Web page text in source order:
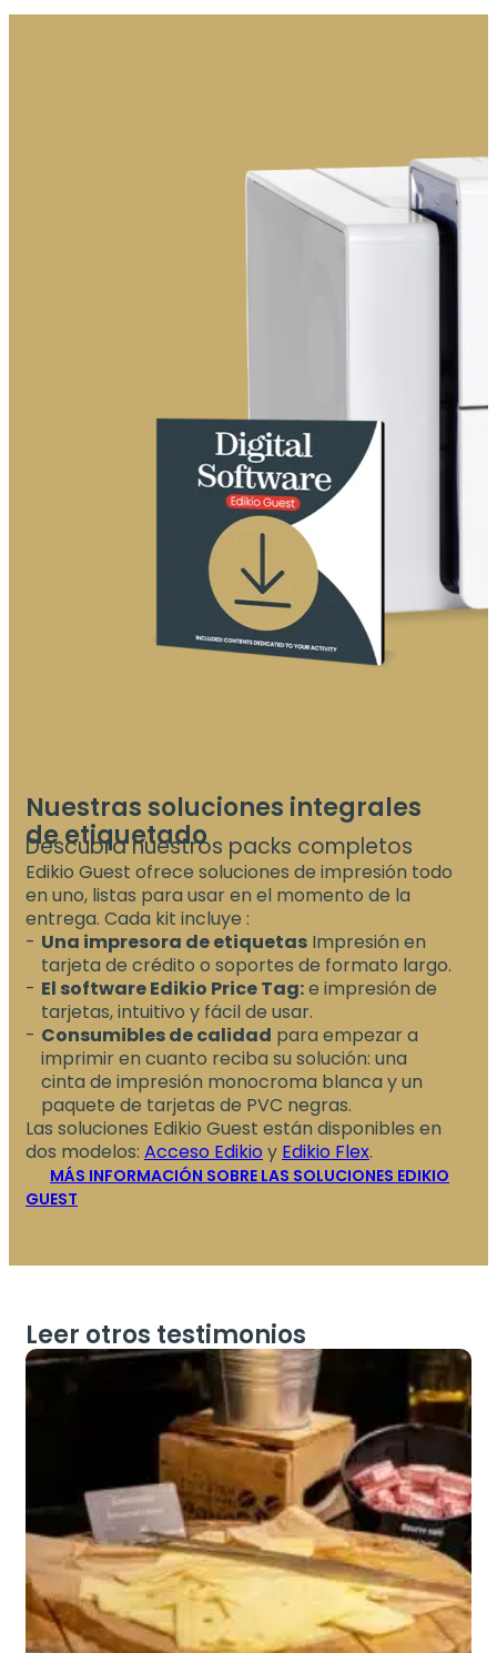
Nuestras soluciones integrales
de etiquetado
Descubra nuestros packs completos
Edikio Guest ofrece soluciones de impresión todo
en uno, listas para usar en el momento de la
entrega. Cada kit incluye :
Una impresora de etiquetas Impresión en
tarjeta de crédito o soportes de formato largo.
El software Edikio Price Tag:e impresión de
tarjetas, intuitivo y fácil de usar.
Consumibles de calidad para empezar a
imprimir en cuanto reciba su solución: una
cinta de impresión monocroma blanca y un
paquete de tarjetas de PVC negras.
Las soluciones Edikio Guest están disponibles en
dos modelos: Acceso Edikio y Edikio Flex.
MÁS INFORMACIÓN SOBRE LAS SOLUCIONES EDIKIO
GUEST
Leer otros testimonios